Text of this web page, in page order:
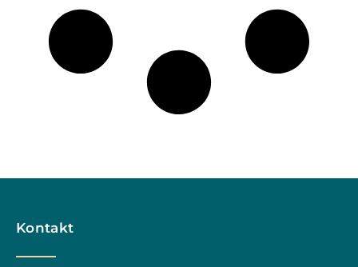
Kontakt